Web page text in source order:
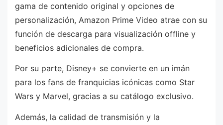
gama de contenido original y opciones de
personalización, Amazon Prime Video atrae con su
función de descarga para visualización offline y
beneficios adicionales de compra.
Por su parte, Disney+ se convierte en un imán
para los fans de franquicias icónicas como Star
Wars y Marvel, gracias a su catálogo exclusivo.
Además, la calidad de transmisión y la